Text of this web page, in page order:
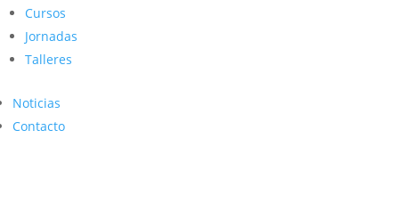
Cursos
Jornadas
Talleres
Noticias
Contacto